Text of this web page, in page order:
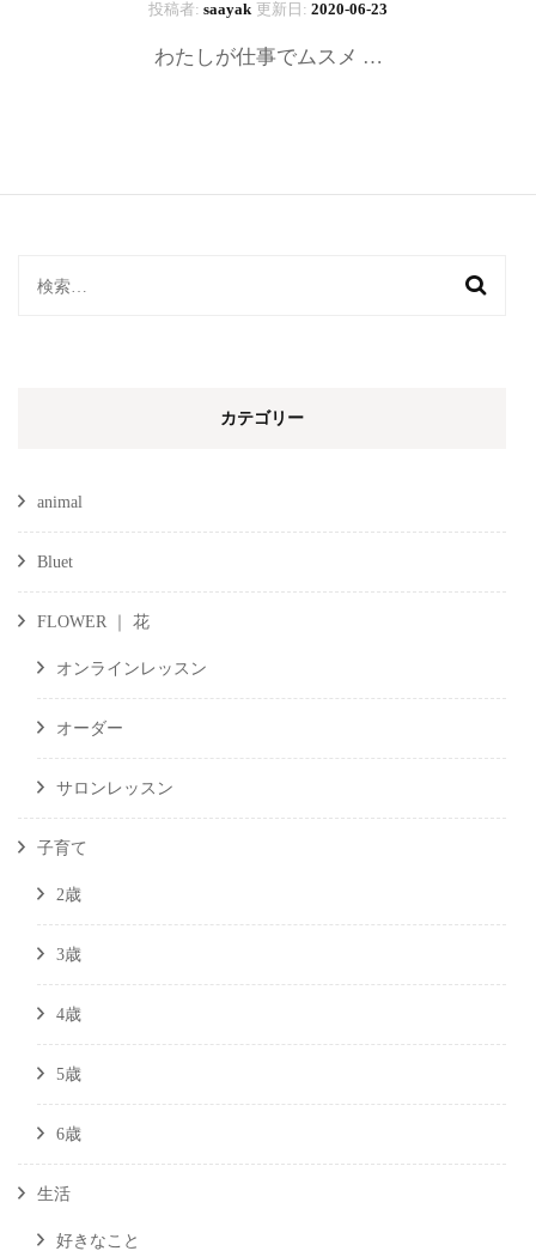
投稿者: saayak 更新日: 2020-06-23
わたしが仕事でムスメ …
検
カテゴリー
animal
Bluet
FLOWER ｜ 花
オンラインレッスン
オーダー
サロンレッスン
子育て
2歳
3歳
4歳
5歳
6歳
生活
好きなこと